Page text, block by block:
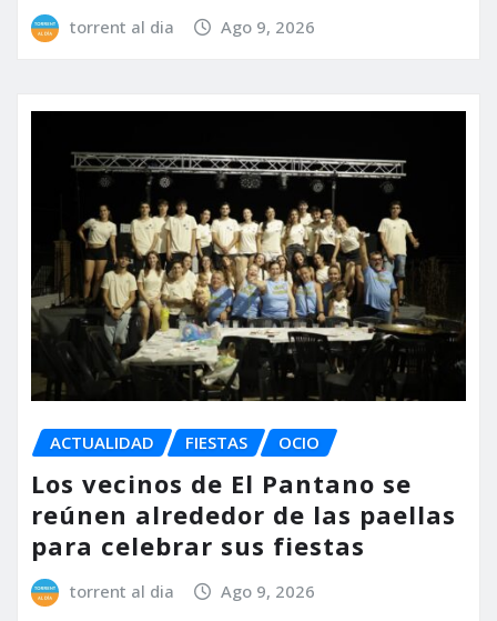
torrent al dia Ago 9, 2026
ACTUALIDAD FIESTAS OCIO
Los vecinos de El Pantano se
reúnen alrededor de las paellas
para celebrar sus fiestas
torrent al dia Ago 9, 2026